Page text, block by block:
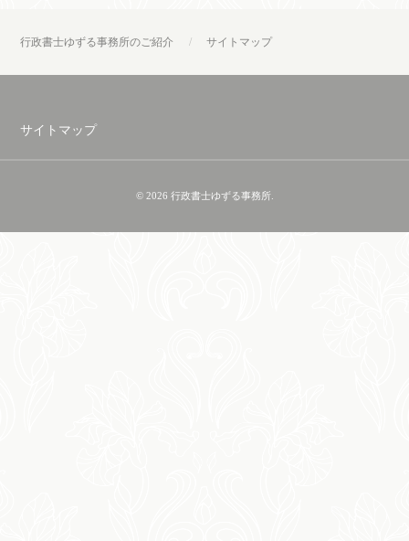
行政書士ゆずる事務所のご紹介 サイトマップ
サイトマップ
© 2026 行政書士ゆずる事務所.